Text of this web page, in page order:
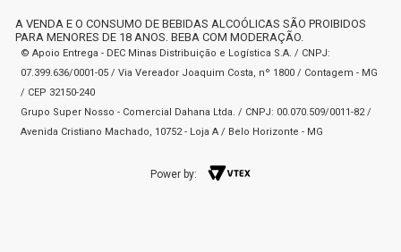
A VENDA E O CONSUMO DE BEBIDAS ALCOÓLICAS SÃO PROIBIDOS
PARA MENORES DE 18 ANOS. BEBA COM MODERAÇÃO.
© Apoio Entrega - DEC Minas Distribuição e Logística S.A. / CNPJ:
07.399.636/0001-05 / Via Vereador Joaquim Costa, nº 1800 / Contagem - MG
/ CEP 32150-240
Grupo Super Nosso - Comercial Dahana Ltda. / CNPJ: 00.070.509/0011-82 /
Avenida Cristiano Machado, 10752 - Loja A / Belo Horizonte - MG
Power by: